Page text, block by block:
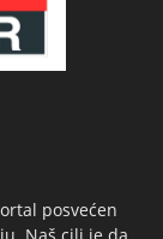
posvećen